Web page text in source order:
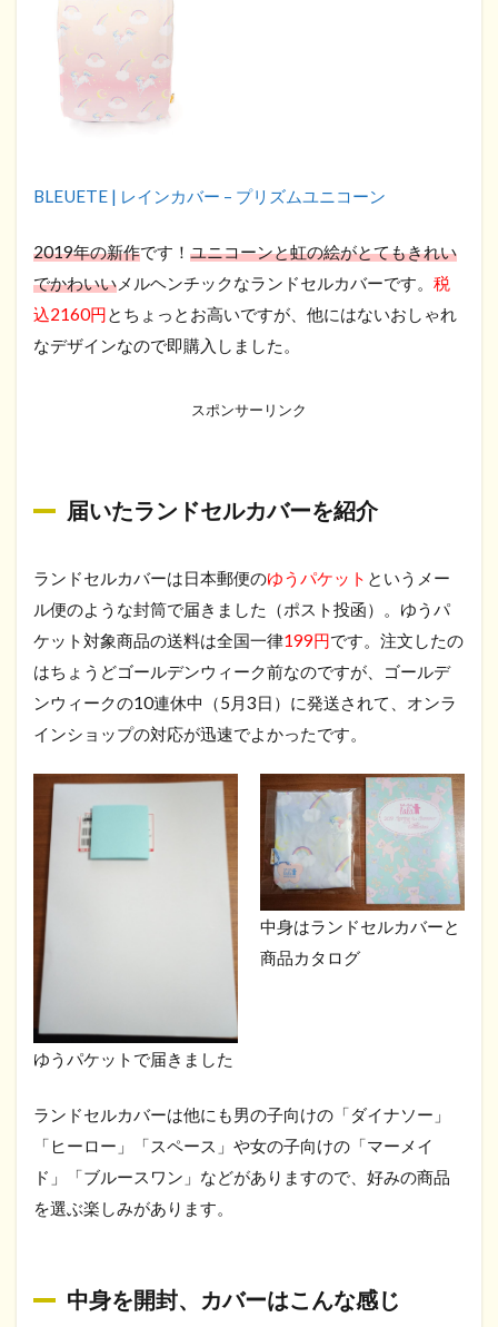
BLEUETE | レインカバー – プリズムユニコーン
2019年の新作です！ ユニコーンと虹の絵がとてもきれい
でかわいい メルヘンチックなランドセルカバーです。 税
込2160円とちょっとお高いですが、他にはないおしゃれ
なデザインなので即購入しました。
スポンサーリンク
届いたランドセルカバーを紹介
ランドセルカバーは日本郵便のゆうパケット というメー
ル便のような封筒で届きました（ポスト投函）。ゆうパ
ケット対象商品の送料は全国一律199円です。注文したの
はちょうどゴールデンウィーク前なのですが、ゴールデ
ンウィークの10連休中（5月3日）に発送されて、オンラ
インショップの対応が迅速でよかったです。
ゆうパケットで届きました
中身はランドセルカバーと
商品カタログ
ランドセルカバーは他にも男の子向けの「ダイナソー」
「ヒーロー」「スペース」や女の子向けの「マーメイ
ド」「ブルースワン」などがありますので、好みの商品
を選ぶ楽しみがあります。
中身を開封、カバーはこんな感じ